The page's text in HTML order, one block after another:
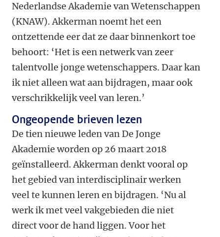
Nederlandse Akademie van Wetenschappen
(KNAW). Akkerman noemt het een
ontzettende eer dat ze daar binnenkort toe
behoort: ‘Het is een netwerk van zeer
talentvolle jonge wetenschappers. Daar kan
ik niet alleen wat aan bijdragen, maar ook
verschrikkelijk veel van leren.’
Ongeopende brieven lezen
De tien nieuwe leden van De Jonge
Akademie worden op 26 maart 2018
geïnstalleerd. Akkerman denkt vooral op
het gebied van interdisciplinair werken
veel te kunnen leren en bijdragen. ‘Nu al
werk ik met veel vakgebieden die niet
direct voor de hand liggen. Voor het